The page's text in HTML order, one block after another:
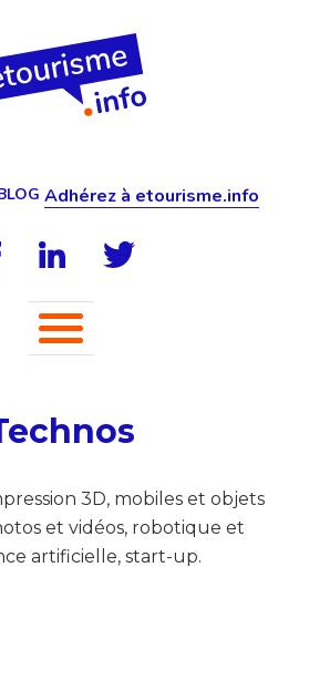
Adhérez à etourisme.info
3D, mobiles et objets
et vidéos, robotique et
artificielle, start-up.